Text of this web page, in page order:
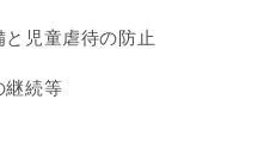
児童虐待の防止
継続等